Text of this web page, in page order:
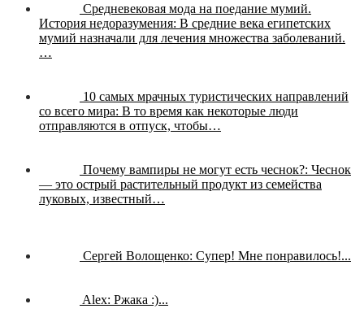
Средневековая мода на поедание мумий.
История недоразумения: В средние века египетских
мумий назначали для лечения множества заболеваний.
…
10 самых мрачных туристических направлений
со всего мира: В то время как некоторые люди
отправляются в отпуск, чтобы…
Почему вампиры не могут есть чеснок?: Чеснок
— это острый растительный продукт из семейства
луковых, известный…
Сергей Волощенко: Супер! Мне понравилось!...
Alex: Ржака :)...